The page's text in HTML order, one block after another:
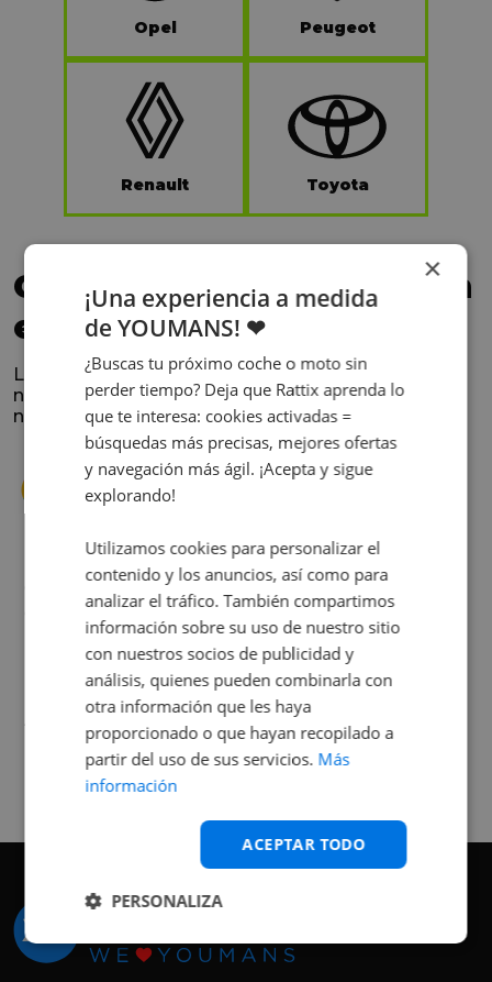
Opel Peugeot
Renault Toyota
Confía en los que nos han
elegido
La satisfacción y la experiencia de los clientes es
nuestra prioridad. Lee lo que opinan y conoce
nuestra historia.
Cuando decidí vender mi coche busqué
diferentes empresas donde hacerlo y la que
me dio más confianza fue Rattix, por las
buenas (y tantas) reseñas que tienen.
Realmente la experiencia ha sido muy
buena, Carolina ha sido siempre muy atenta
y profesional. Finalmente mi hermana se
queda el coche, pero no puedo más que
recomendar el buen trato desde el primer
Judit Sorribes
×
¡Una experiencia a medida
de YOUMANS! ❤
¿Buscas tu próximo coche o moto sin
perder tiempo? Deja que Rattix aprenda lo
que te interesa: cookies activadas =
búsquedas más precisas, mejores ofertas
y navegación más ágil. ¡Acepta y sigue
explorando!
Utilizamos cookies para personalizar el
contenido y los anuncios, así como para
analizar el tráfico. También compartimos
información sobre su uso de nuestro sitio
con nuestros socios de publicidad y
análisis, quienes pueden combinarla con
otra información que les haya
proporcionado o que hayan recopilado a
partir del uso de sus servicios. Más
información
ACEPTAR TODO
PERSONALIZA